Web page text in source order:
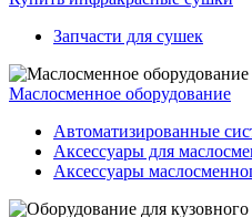
Запчасти для сушек
Маслосменное оборудование
Автоматизированные
Аксессуары для
Аксессуары